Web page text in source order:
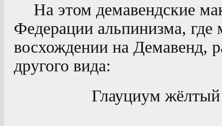
На этом демавендские
Федерации альпинизма,
восхождении на Демавенд,
другого вида:
Глауциум